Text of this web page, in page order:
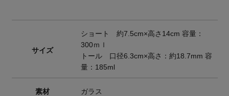
サイズ
ショート 約7.5cm×高さ14cm 容量：
300ｍｌ
トール 口径6.3cm×高さ：約18.7mm 容
量：185ml
素材 ガラス